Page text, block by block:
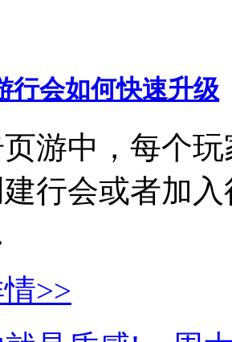
行会如何快速升级
游中，每个
行会或者加
>>